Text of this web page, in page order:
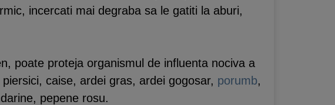
incercati mai degraba sa le gatiti la aburi,
poate proteja organismul de influenta nociva a
caise, ardei gras, ardei gogosar, porumb,
pepene rosu.